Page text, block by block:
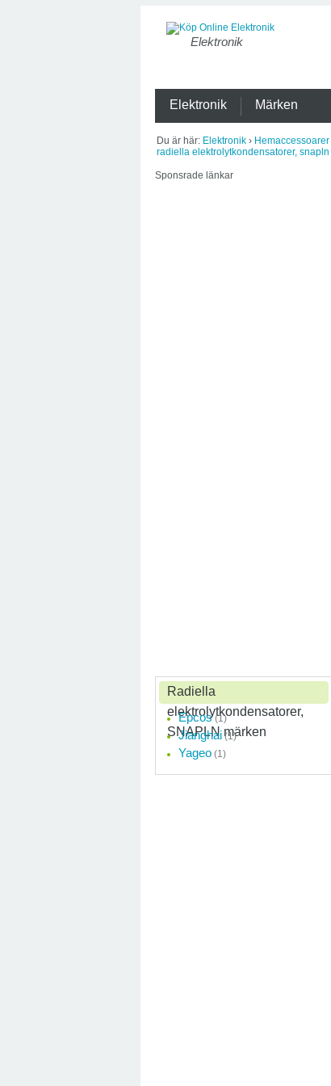
Elektronik
Elektronik Märken
Du är här: Elektronik › Hemaccessoarer
radiella elektrolytkondensatorer, snapln
Sponsrade länkar
Radiella
elektrolytkondensatorer,
SNAPLN märken
Epcos (1)
Jianghai (1)
Yageo (1)